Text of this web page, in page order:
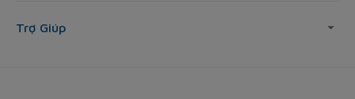
Trợ Giúp